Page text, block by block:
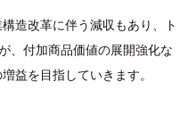
造改革に伴う減収もあり、ト
、付加商品価値の展開強化な
益を目指していきます。